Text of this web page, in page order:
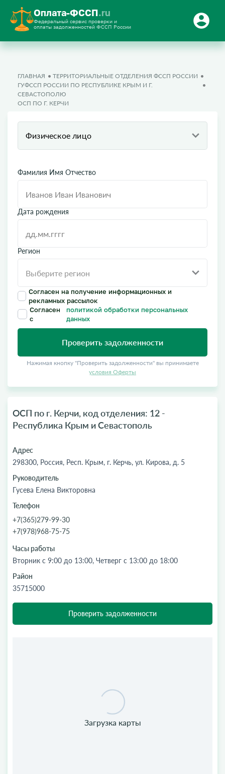
Оплата-ФССП.ru
Федеральный сервис проверки и
оплаты задолженностей ФССП России
ГЛАВНАЯ
ТЕРРИТОРИАЛЬНЫЕ ОТДЕЛЕНИЯ ФССП РОССИИ
ГУФССП РОССИИ ПО РЕСПУБЛИКЕ КРЫМ И Г.
СЕВАСТОПОЛЮ
ОСП ПО Г. КЕРЧИ
Физическое лицо
Фамилия Имя Отчество
Дата рождения
Регион
Согласен на получение информационных и
рекламных рассылок
Согласен
с
политикой обработки персональных
данных
Проверить задолженности
Нажимая кнопку "Проверить задолженности" вы принимаете
условия Оферты
ОСП по г. Керчи, код отделения: 12 -
Республика Крым и Севастополь
Адрес
298300, Россия, Респ. Крым, г. Керчь, ул. Кирова, д. 5
Руководитель
Гусева Елена Викторовна
Телефон
+7(365)279-99-30
+7(978)968-75-75
Часы работы
Вторник с 9:00 до 13:00, Четверг с 13:00 до 18:00
Район
35715000
Проверить задолженности